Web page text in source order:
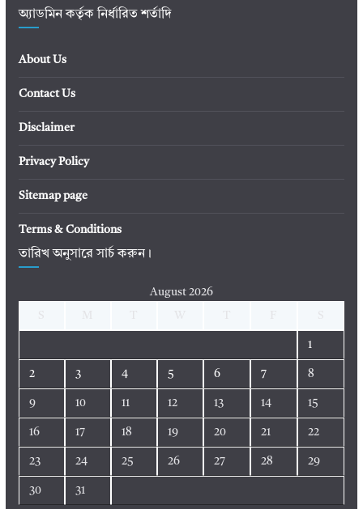
অ্যাডমিন কর্তৃক নির্ধারিত শর্তাদি
About Us
Contact Us
Disclaimer
Privacy Policy
Sitemap page
Terms & Conditions
তারিখ অনুসারে সার্চ করুন।
August 2026
1
2 3 4 5 6 7 8
9 10 11 12 13 14 15
16 17 18 19 20 21 22
23 24 25 26 27 28 29
30 31